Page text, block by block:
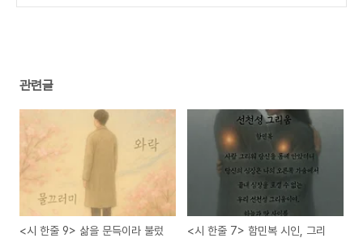
관련글
<시 한줄 9> 삶을 문득이라 불렀
<시 한줄 7> 함민복 시인, 그리